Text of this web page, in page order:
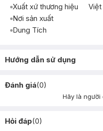
Xuất xứ thương hiệu
Việt
Nơi sản xuất
Dung Tích
Hướng dẫn sử dụng
Đánh giá(0)
Hãy là người
Hỏi đáp(0)